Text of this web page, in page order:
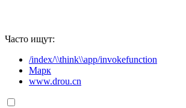
Часто ищут:
/index/\\think\\app/invokefunction
Марк
www.drou.cn